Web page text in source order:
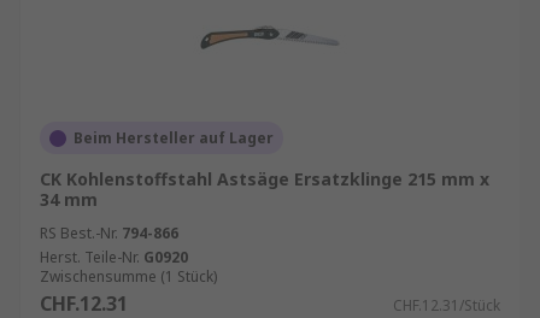
Beim Hersteller auf Lager
CK Kohlenstoffstahl Astsäge Ersatzklinge 215 mm x
34 mm
RS Best.-Nr. 794-866
Herst. Teile-Nr. G0920
Zwischensumme (1 Stück)
CHF.12.31 CHF.12.31/Stück